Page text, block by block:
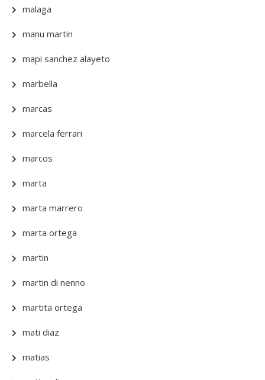
malaga
manu martin
mapi sanchez alayeto
marbella
marcas
marcela ferrari
marcos
marta
marta marrero
marta ortega
martin
martin di nenno
martita ortega
mati diaz
matias